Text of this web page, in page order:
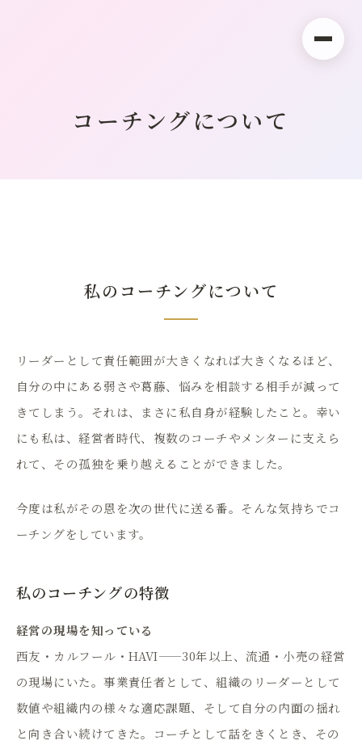
コーチングについて
私のコーチングについて
リーダーとして責任範囲が大きくなれば大きくなるほど、
自分の中にある弱さや葛藤、悩みを相談する相手が減って
きてしまう。それは、まさに私自身が経験したこと。幸い
にも私は、経営者時代、複数のコーチやメンターに支えら
れて、その孤独を乗り越えることができました。
今度は私がその恩を次の世代に送る番。そんな気持ちでコ
ーチングをしています。
私のコーチングの特徴
経営の現場を知っている
西友・カルフール・HAVI——30年以上、流通・小売の経営
の現場にいた。事業責任者として、組織のリーダーとして
数値や組織内の様々な適応課題、そして自分の内面の揺れ
と向き合い続けてきた。コーチとして話をきくとき、その